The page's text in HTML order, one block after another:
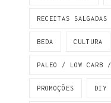
RECEITAS SALGADAS
BEDA CULTURA
PALEO / LOW CARB
PROMOÇÕES DIY